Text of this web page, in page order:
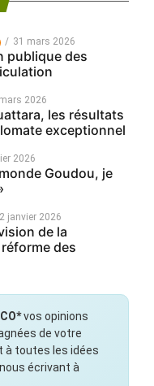
31 mars 2026
publique des
2026
les résultats
exceptionnel
2026
Goudou, je
janvier 2026
de la
des
vos opinions
de votre
à toutes les idées
écrivant à